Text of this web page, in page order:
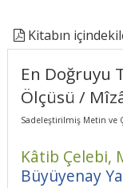
Kitabın
En Doğruyu
Ölçüsü /
Sadeleştirilmiş Metin ve
Kâtib Çelebi,
Büyüyenay